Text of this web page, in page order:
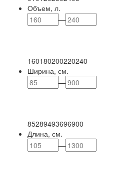
Объем, л.
—
160180200220240
Ширина, см.
—
85289493696900
Длина, см.
—